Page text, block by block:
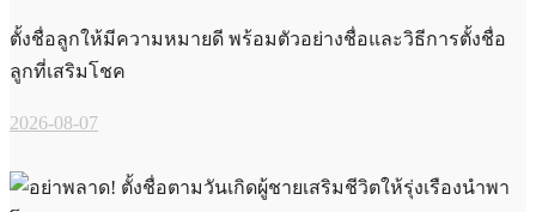
ตั้งชื่อลูกให้มีความหมายดี พร้อมตัวอย่างชื่อและวิธีการตั้งชื่อ
ลูกที่เสริมโชค
2026-08-07